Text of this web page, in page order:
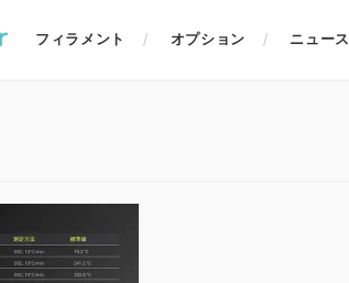
フィラメント オプション ニュース